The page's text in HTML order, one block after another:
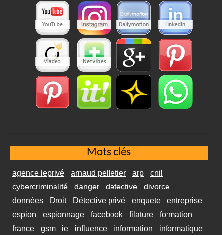
Mots clés
agence leprivé arnaud pelletier arp
cnil
cybercriminalité
danger detective
divorce
données
Droit Détective privé enquete
entreprise
espion
espionnage facebook filature
formation
france
gsm ie influence information
informatique